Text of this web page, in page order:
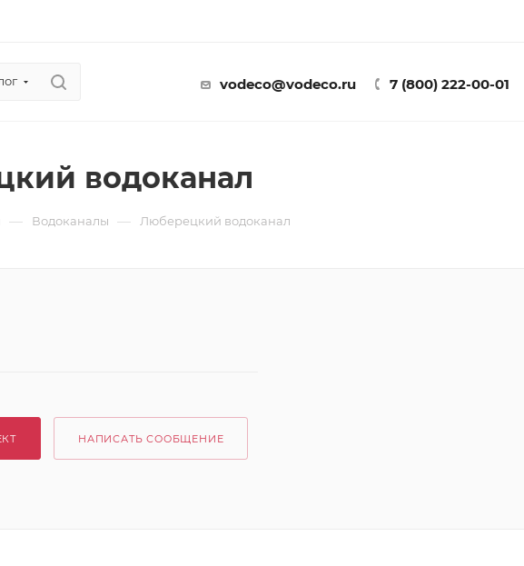
vodeco@vodeco.ru 7 (800) 222-00-01
водоканал
— Водоканалы — Люберецкий водоканал
НАПИСАТЬ СООБЩЕНИЕ